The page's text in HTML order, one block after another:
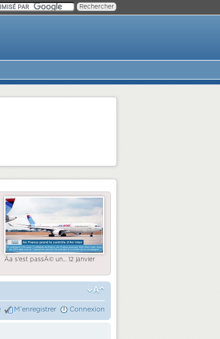
Ãa s'est passÃ© un... 12 janvier
M’enregistrer Connexion